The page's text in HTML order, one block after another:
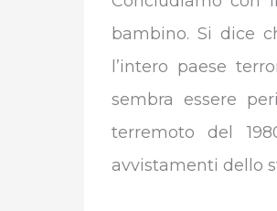
bambino. Si dice
l’intero paese
sembra essere
terremoto del
avvistamenti dello